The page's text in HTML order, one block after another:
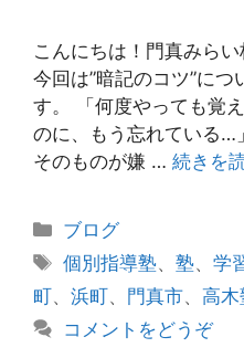
こんにちは！門真みら
今回は”暗記のコツ”に
す。 「何度やっても覚
のに、もう忘れている…
そのものが嫌 … 続きを
カ
テ
ゴ
リ
ー
ブログ
タ
グ
個別指導塾、塾、学
町、 浜町、 門真市、 高木
コメントをどうぞ